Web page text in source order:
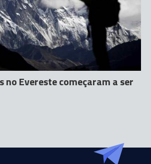
no Evereste começaram a ser